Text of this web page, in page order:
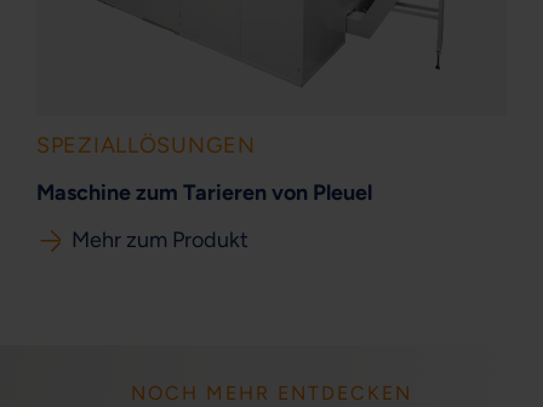
SPEZIALLÖSUNGEN
Maschine zum Tarieren von Pleuel
Mehr zum Produkt
NOCH MEHR ENTDECKEN